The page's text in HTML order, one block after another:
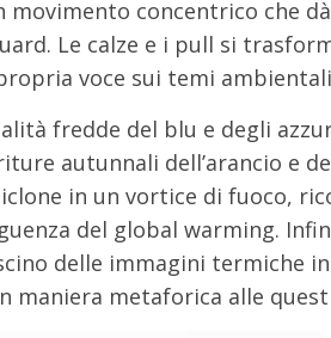
concentrico che
Le calze e i pull si
voce sui temi
fredde del blu e degli
autunnali dell’arancio e
in un vortice di fuoco,
del global warming.
delle immagini termiche
maniera metaforica alle